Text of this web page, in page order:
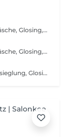
Beratung, Balayagesträhnen, Verwöhnhaarwäsche, Glosing, Farbversiegelung, waschen inkl. Pflegebehandlung, schneiden, föhnen, Styling inkl. Stylingsprodukte, bis Kinn lange Haare, ab
Beratung, Balayagesträhnen, Verwöhnhaarwäsche, Glosing, Farbversiegelung, waschen inkl. Pflegebehandlung, schneiden, föhnen, Styling inkl. Stylingsprodukte, ab Kinn lange Haare, ab
Beratung, Kopfhautschutz, Strähnen, Farbversieglung, Glosing, waschen inkl. Pflegebehandlung, schneiden, föhnen, Styling inkl. Stylingsprodukte, bis Kinn lange Haare, ab